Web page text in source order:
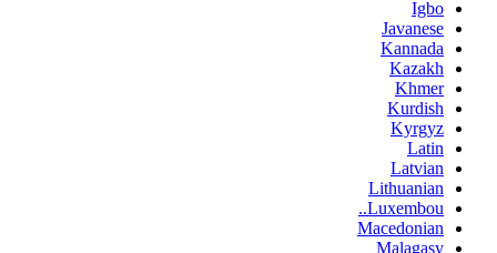
Igbo
Javanese
Kannada
Kazakh
Khmer
Kurdish
Kyrgyz
Latin
Latvian
Lithuanian
Luxembou..
Macedonian
Malagasy